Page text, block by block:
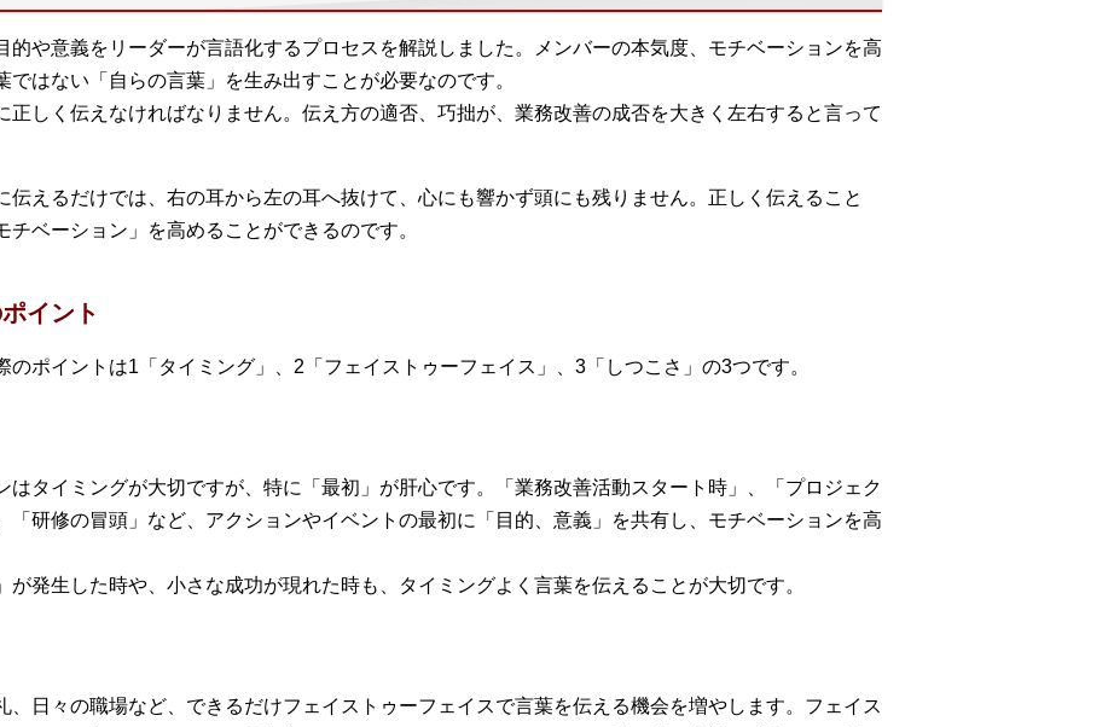
的や意義をリーダーが言語化するプロセスを解説しました。メンバーの本気度、モチベーションを高
はない「自らの言葉」を生み出すことが必要なのです。
正しく伝えなければなりません。伝え方の適否、巧拙が、業務改善の成否を大きく左右すると言って
伝えるだけでは、右の耳から左の耳へ抜けて、心にも響かず頭にも残りません。正しく伝えること
ベーション」を高めることができるのです。
イント
ポイントは1「タイミング」、2「フェイストゥーフェイス」、3「しつこさ」の3つです。
はタイミングが大切ですが、特に「最初」が肝心です。「業務改善活動スタート時」、「プロジェク
「研修の冒頭」など、アクションやイベントの最初に「目的、意義」を共有し、モチベーションを高
発生した時や、小さな成功が現れた時も、タイミングよく言葉を伝えることが大切です。
、日々の職場など、できるだけフェイストゥーフェイスで言葉を伝える機会を増やします。フェイス